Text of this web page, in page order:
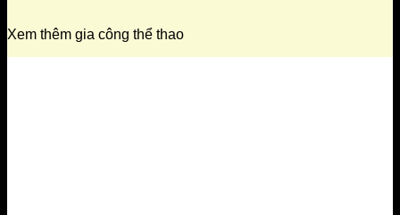
Xem thêm gia công thể thao